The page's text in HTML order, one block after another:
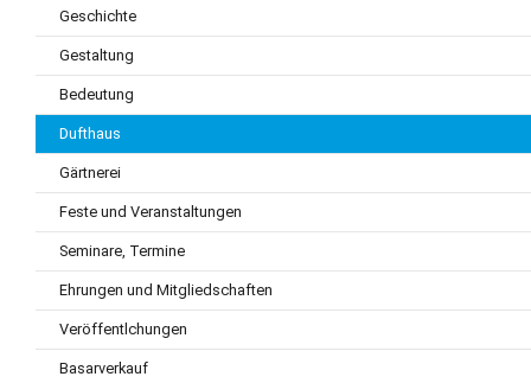
Geschichte
Gestaltung
Bedeutung
Dufthaus
Gärtnerei
Feste und Veranstaltungen
Seminare, Termine
Ehrungen und Mitgliedschaften
Veröffentlchungen
Basarverkauf